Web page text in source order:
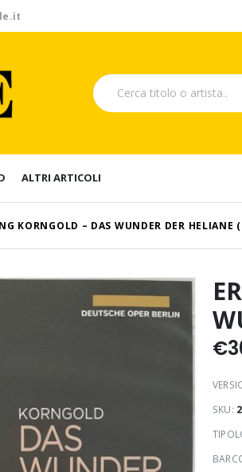
ALTRI ARTICOLI
KORNGOLD – DAS WUNDER DER HELIANE
€
SKU: